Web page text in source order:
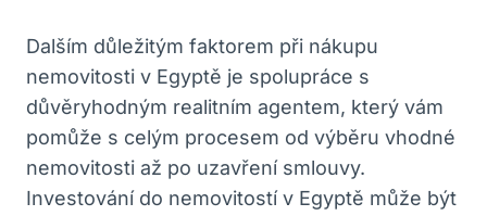
Dalším důležitým faktorem ‍při ‍nákupu
nemovitosti ⁢v​ Egyptě⁣ je spolupráce ⁤s
důvěryhodným realitním agentem, který vám
pomůže s celým procesem od výběru vhodné
‍nemovitosti až po uzavření smlouvy.
Investování do nemovitostí v Egyptě může⁢ být